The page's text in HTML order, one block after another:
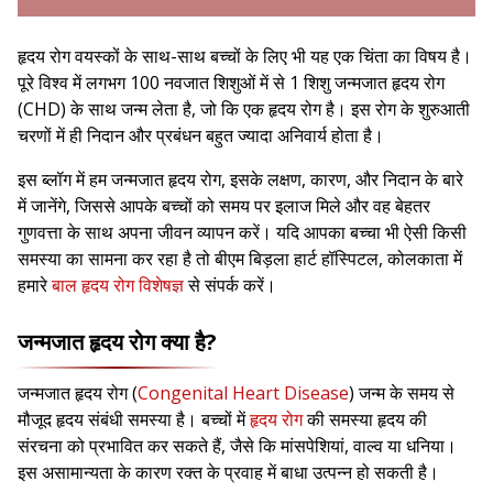
हृदय रोग वयस्कों के साथ-साथ बच्चों के लिए भी यह एक चिंता का विषय है।
पूरे विश्व में लगभग 100 नवजात शिशुओं में से 1 शिशु जन्मजात हृदय रोग
(CHD) के साथ जन्म लेता है, जो कि एक हृदय रोग है। इस रोग के शुरुआती
चरणों में ही निदान और प्रबंधन बहुत ज्यादा अनिवार्य होता है।
इस ब्लॉग में हम जन्मजात हृदय रोग, इसके लक्षण, कारण, और निदान के बारे
में जानेंगे, जिससे आपके बच्चों को समय पर इलाज मिले और वह बेहतर
गुणवत्ता के साथ अपना जीवन व्यापन करें। यदि आपका बच्चा भी ऐसी किसी
समस्या का सामना कर रहा है तो बीएम बिड़ला हार्ट हॉस्पिटल, कोलकाता में
हमारेबाल हृदय रोग विशेषज्ञसे संपर्क करें।
जन्मजात हृदय रोग क्या है?
जन्मजात हृदय रोग (Congenital Heart Disease) जन्म के समय से
मौजूद हृदय संबंधी समस्या है। बच्चों मेंहृदय रोगकी समस्या हृदय की
संरचना को प्रभावित कर सकते हैं, जैसे कि मांसपेशियां, वाल्व या धनिया।
इस असामान्यता के कारण रक्त के प्रवाह में बाधा उत्पन्न हो सकती है।